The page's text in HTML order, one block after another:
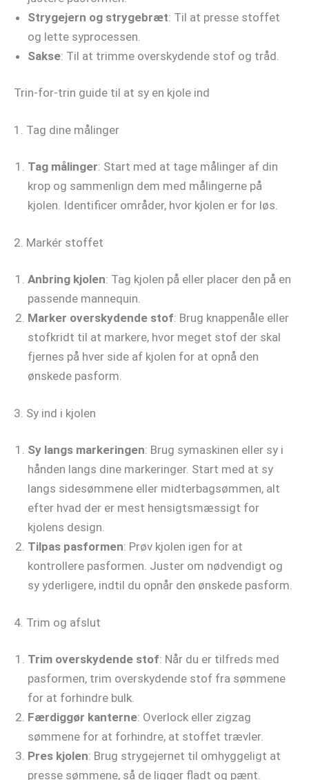
Strygejern og strygebræt: Til at presse stoffet
og lette syprocessen.
Sakse: Til at trimme overskydende stof og tråd.
Trin-for-trin guide til at sy en kjole ind
1. Tag dine målinger
Tag målinger: Start med at tage målinger af din
krop og sammenlign dem med målingerne på
kjolen. Identificer områder, hvor kjolen er for løs.
2. Markér stoffet
Anbring kjolen: Tag kjolen på eller placer den på en
passende mannequin.
Marker overskydende stof: Brug knappenåle eller
stofkridt til at markere, hvor meget stof der skal
fjernes på hver side af kjolen for at opnå den
ønskede pasform.
3. Sy ind i kjolen
Sy langs markeringen: Brug symaskinen eller sy i
hånden langs dine markeringer. Start med at sy
langs sidesømmene eller midterbagsømmen, alt
efter hvad der er mest hensigtsmæssigt for
kjolens design.
Tilpas pasformen: Prøv kjolen igen for at
kontrollere pasformen. Juster om nødvendigt og
sy yderligere, indtil du opnår den ønskede pasform.
4. Trim og afslut
Trim overskydende stof: Når du er tilfreds med
pasformen, trim overskydende stof fra sømmene
for at forhindre bulk.
Færdiggør kanterne: Overlock eller zigzag
sømmene for at forhindre, at stoffet trævler.
Pres kjolen: Brug strygejernet til omhyggeligt at
presse sømmene, så de ligger fladt og pænt.